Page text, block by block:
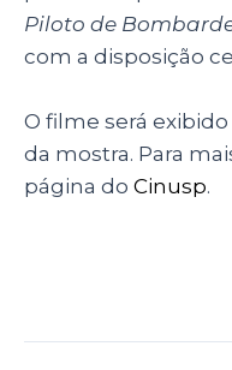
Piloto de
com a disposição
O filme será exibido
da mostra. Para
página do Cinusp.